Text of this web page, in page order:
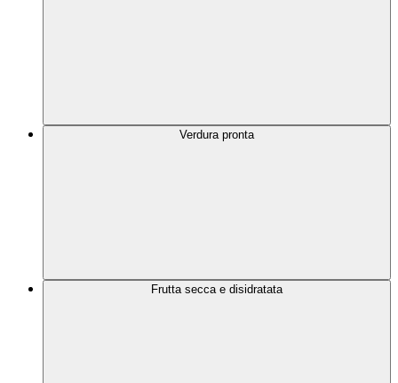
Verdura pronta
Frutta secca e disidratata